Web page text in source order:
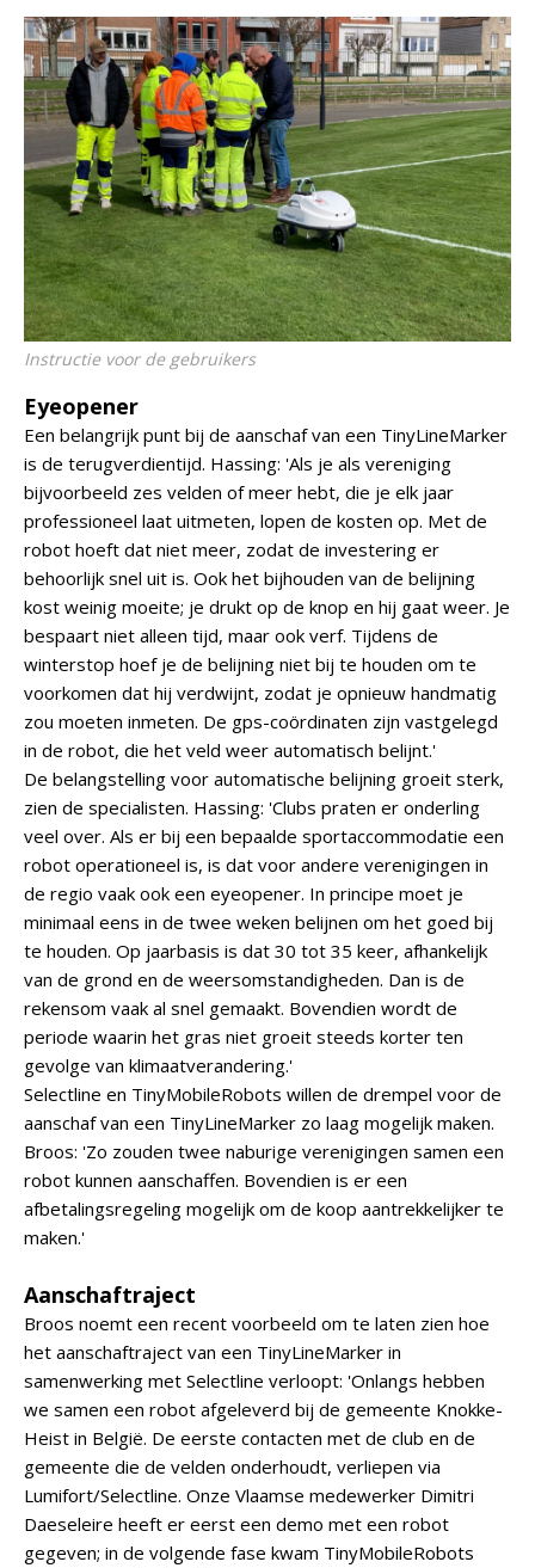
Instructie voor de gebruikers
Eyeopener
Een belangrijk punt bij de aanschaf van een TinyLineMarker
is de terugverdientijd. Hassing: 'Als je als vereniging
bijvoorbeeld zes velden of meer hebt, die je elk jaar
professioneel laat uitmeten, lopen de kosten op. Met de
robot hoeft dat niet meer, zodat de investering er
behoorlijk snel uit is. Ook het bijhouden van de belijning
kost weinig moeite; je drukt op de knop en hij gaat weer. Je
bespaart niet alleen tijd, maar ook verf. Tijdens de
winterstop hoef je de belijning niet bij te houden om te
voorkomen dat hij verdwijnt, zodat je opnieuw handmatig
zou moeten inmeten. De gps-coördinaten zijn vastgelegd
in de robot, die het veld weer automatisch belijnt.'
De belangstelling voor automatische belijning groeit sterk,
zien de specialisten. Hassing: 'Clubs praten er onderling
veel over. Als er bij een bepaalde sportaccommodatie een
robot operationeel is, is dat voor andere verenigingen in
de regio vaak ook een eyeopener. In principe moet je
minimaal eens in de twee weken belijnen om het goed bij
te houden. Op jaarbasis is dat 30 tot 35 keer, afhankelijk
van de grond en de weersomstandigheden. Dan is de
rekensom vaak al snel gemaakt. Bovendien wordt de
periode waarin het gras niet groeit steeds korter ten
gevolge van klimaatverandering.'
Selectline en TinyMobileRobots willen de drempel voor de
aanschaf van een TinyLineMarker zo laag mogelijk maken.
Broos: 'Zo zouden twee naburige verenigingen samen een
robot kunnen aanschaffen. Bovendien is er een
afbetalingsregeling mogelijk om de koop aantrekkelijker te
maken.'
Aanschaftraject
Broos noemt een recent voorbeeld om te laten zien hoe
het aanschaftraject van een TinyLineMarker in
samenwerking met Selectline verloopt: 'Onlangs hebben
we samen een robot afgeleverd bij de gemeente Knokke-
Heist in België. De eerste contacten met de club en de
gemeente die de velden onderhoudt, verliepen via
Lumifort/Selectline. Onze Vlaamse medewerker Dimitri
Daeseleire heeft er eerst een demo met een robot
gegeven; in de volgende fase kwam TinyMobileRobots